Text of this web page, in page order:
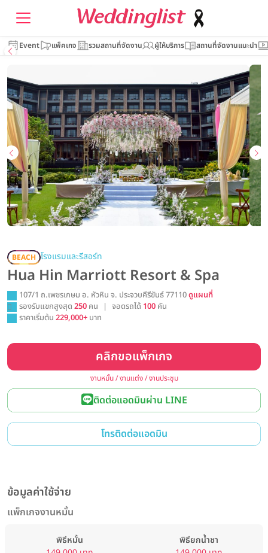
Event แพ็คเกจ รวมสถานที่จัดงาน ผู้ให้บริการ สถานที่จัดงานแนะนำ
BEACH โรงแรมและรีสอร์ท
Hua Hin Marriott Resort & Spa
107/1 ถ.เพชรเกษม อ. หัวหิน จ. ประจวบคีรีขันธ์ 77110ดูแผนที่
รองรับแขกสูงสุด 250 คน | จอดรถได้ 100 คัน
ราคาเริ่มต้น 229,000+ บาท
คลิกขอแพ็กเกจ
งานหมั้น / งานแต่ง / งานประชุม
ติดต่อแอดมินผ่าน LINE
โทรติดต่อแอดมิน
ข้อมูลค่าใช้จ่าย
แพ็กเกจงานหมั้น
พิธีหมั้น
พิธียกน้ำชา